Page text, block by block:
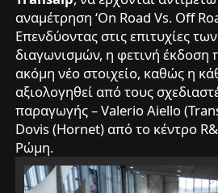
αναμέτρηση ‘On Road Vs. Off
Επενδύοντας στις επιτυχίες
διαγωνισμών, η φετινή έκδοση
ακόμη νέο στοιχείο, καθώς η
αξιολογηθεί από τους
παραγωγής – Valerio Aiello
Dovis (Hornet) από το κέντρο
Ρώμη.